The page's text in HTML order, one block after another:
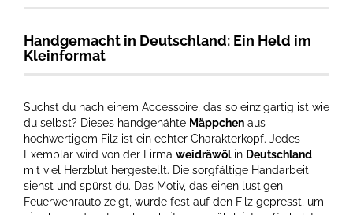
Handgemacht in Deutschland: Ein Held im
Kleinformat
Suchst du nach einem Accessoire, das so einzigartig ist wie
du selbst? Dieses handgenähte Mäppchen aus
hochwertigem Filz ist ein echter Charakterkopf. Jedes
Exemplar wird von der Firma weidräwölin Deutschland
mit viel Herzblut hergestellt. Die sorgfältige Handarbeit
siehst und spürst du. Das Motiv, das einen lustigen
Feuerwehrauto zeigt, wurde fest auf den Filz gepresst, um